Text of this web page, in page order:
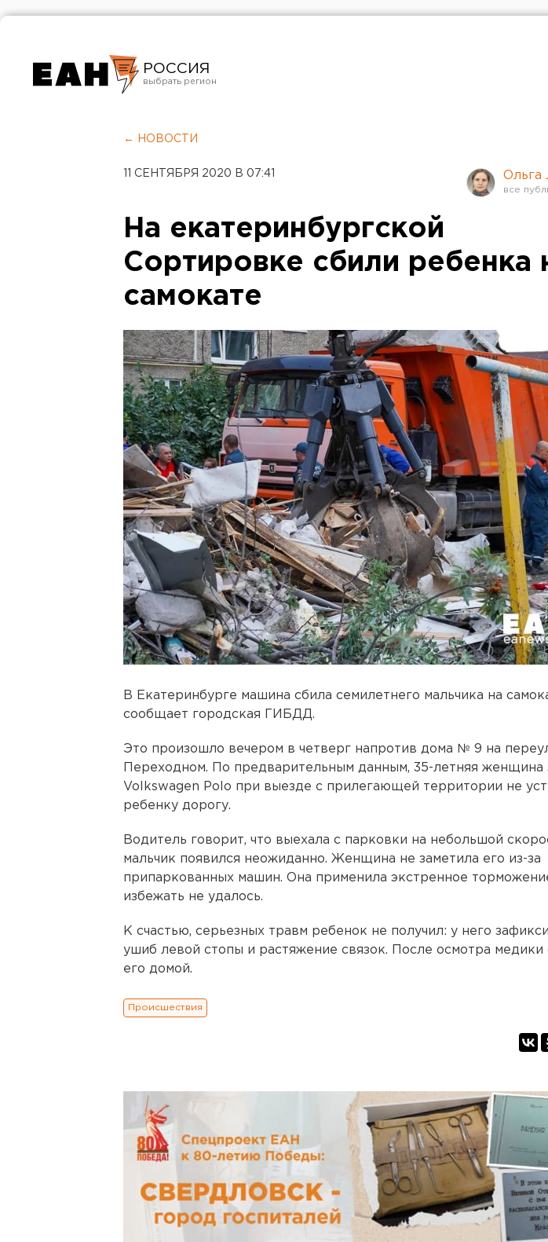
РОССИЯ
Челябинск
← НОВОСТИ
11 СЕНТЯБРЯ 2020 В 07:41 Ольга
На екатеринбургской
Сортировке сбили ребенка
самокате
В Екатеринбурге машина сбила семилетнего мальчика на
сообщает городская ГИБДД.
Это произошло вечером в четверг напротив дома № 9 на
Переходном. По предварительным данным, 35-летняя женщина
Volkswagen Polo при выезде с прилегающей территории не
ребенку дорогу.
Водитель говорит, что выехала с парковки на небольшой
мальчик появился неожиданно. Женщина не заметила его из-за
припаркованных машин. Она применила экстренное
избежать не удалось.
К счастью, серьезных травм ребенок не получил: у него
ушиб левой стопы и растяжение связок. После осмотра медики
его домой.
Происшествия